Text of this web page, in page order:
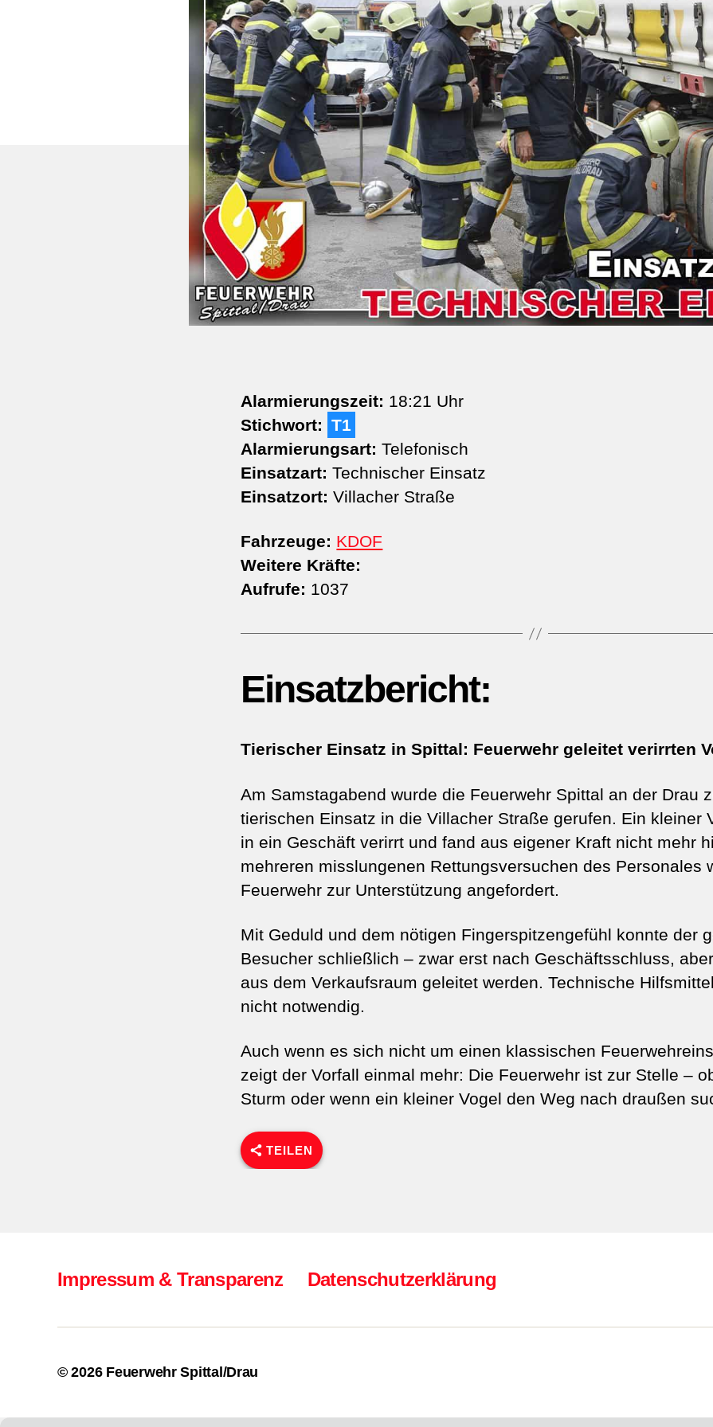
Alarmierungszeit: 18:21 Uhr
Stichwort: T1
Alarmierungsart: Telefonisch
Einsatzart: Technischer Einsatz
Einsatzort: Villacher Straße
Fahrzeuge: KDOF
Weitere Kräfte:
Aufrufe: 1037
Einsatzbericht:
Tierischer Einsatz in Spittal: Feuerwehr geleitet verirrten
Am Samstagabend wurde die Feuerwehr Spittal an der Drau
tierischen Einsatz in die Villacher Straße gerufen. Ein kleiner
in ein Geschäft verirrt und fand aus eigener Kraft nicht mehr
mehreren misslungenen Rettungsversuchen des Personales
Feuerwehr zur Unterstützung angefordert.
Mit Geduld und dem nötigen Fingerspitzengefühl konnte der
Besucher schließlich – zwar erst nach Geschäftsschluss,
aus dem Verkaufsraum geleitet werden. Technische
nicht notwendig.
Auch wenn es sich nicht um einen klassischen
zeigt der Vorfall einmal mehr: Die Feuerwehr ist zur Stelle –
Sturm oder wenn ein kleiner Vogel den Weg nach draußen
TEILEN
Impressum & Transparenz Datenschutzerklärung
© 2026 Feuerwehr Spittal/Drau